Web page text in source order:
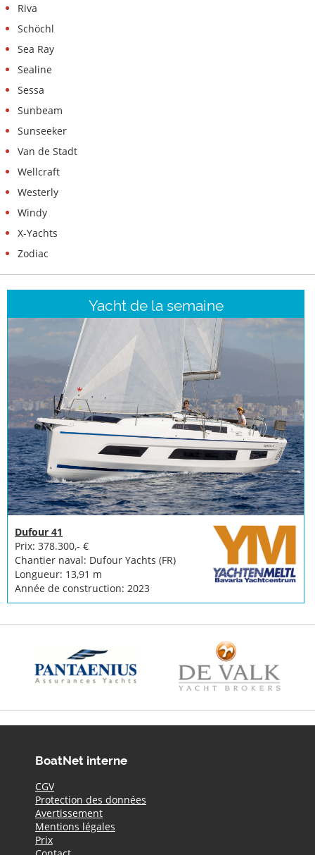
Riva
Schöchl
Sea Ray
Sealine
Sessa
Sunbeam
Sunseeker
Van de Stadt
Wellcraft
Westerly
Windy
X-Yachts
Zodiac
Yacht de la semaine
Dufour 41
Prix: 378.300,- €
Chantier naval: Dufour Yachts (FR)
Longueur: 13,91 m
Année de construction: 2023
BoatNet interne
CGV
Protection des données
Avertissement
Mentions légales
Prix